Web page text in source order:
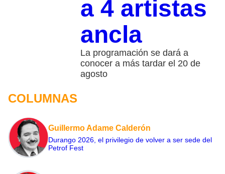
a 4 artistas
ancla
La programación se dará a
conocer a más tardar el 20 de
agosto
COLUMNAS
Guillermo Adame Calderón
Durango 2026, el privilegio de volver a ser sede del
Petrof Fest